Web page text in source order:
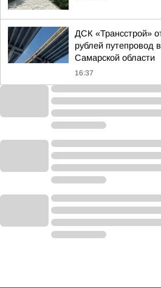
ДСК «Трансстрой»
рублей путепровод
Самарской области
16:37